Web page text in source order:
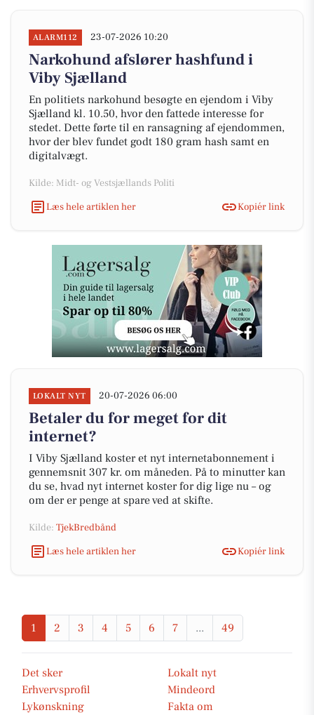
ALARM112 23-07-2026 10:20
Narkohund afslører hashfund i
Viby Sjælland
En politiets narkohund besøgte en ejendom i Viby
Sjælland kl. 10.50, hvor den fattede interesse for
stedet. Dette førte til en ransagning af ejendommen,
hvor der blev fundet godt 180 gram hash samt en
digitalvægt.
Kilde: Midt- og Vestsjællands Politi
Læs hele artiklen her
Kopiér link
LOKALT NYT 20-07-2026 06:00
Betaler du for meget for dit
internet?
I Viby Sjælland koster et nyt internetabonnement i
gennemsnit 307 kr. om måneden. På to minutter kan
du se, hvad nyt internet koster for dig lige nu – og
om der er penge at spare ved at skifte.
Kilde: TjekBredbånd
Læs hele artiklen her
Kopiér link
1 2 3 4 5 6 7 ... 49
Det sker
Lokalt nyt
Erhvervsprofil
Mindeord
Lykønskning
Fakta om